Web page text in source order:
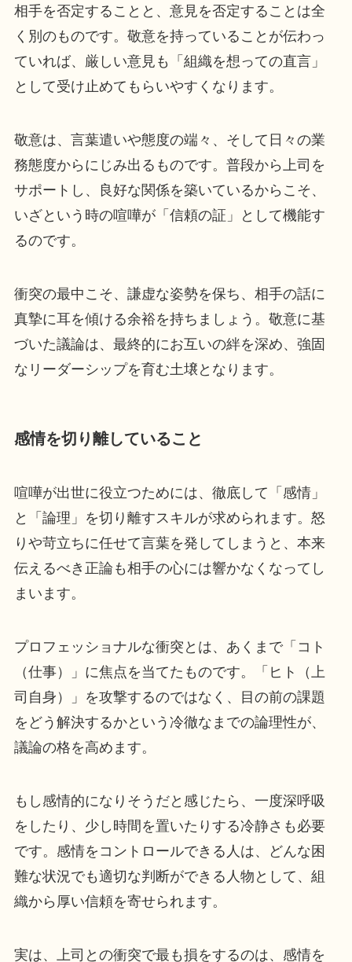
相手を否定することと、意見を否定することは全
く別のものです。敬意を持っていることが伝わっ
ていれば、厳しい意見も「組織を想っての直言」
として受け止めてもらいやすくなります。
敬意は、言葉遣いや態度の端々、そして日々の業
務態度からにじみ出るものです。普段から上司を
サポートし、良好な関係を築いているからこそ、
いざという時の喧嘩が「信頼の証」として機能す
るのです。
衝突の最中こそ、謙虚な姿勢を保ち、相手の話に
真摯に耳を傾ける余裕を持ちましょう。敬意に基
づいた議論は、最終的にお互いの絆を深め、強固
なリーダーシップを育む土壌となります。
感情を切り離していること
喧嘩が出世に役立つためには、徹底して「感情」
と「論理」を切り離すスキルが求められます。怒
りや苛立ちに任せて言葉を発してしまうと、本来
伝えるべき正論も相手の心には響かなくなってし
まいます。
プロフェッショナルな衝突とは、あくまで「コト
（仕事）」に焦点を当てたものです。「ヒト（上
司自身）」を攻撃するのではなく、目の前の課題
をどう解決するかという冷徹なまでの論理性が、
議論の格を高めます。
もし感情的になりそうだと感じたら、一度深呼吸
をしたり、少し時間を置いたりする冷静さも必要
です。感情をコントロールできる人は、どんな困
難な状況でも適切な判断ができる人物として、組
織から厚い信頼を寄せられます。
実は、上司との衝突で最も損をするのは、感情を